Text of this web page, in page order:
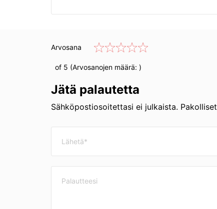
Arvosana
of 5 (Arvosanojen määrä: )
Jätä palautetta
Sähköpostiosoitettasi ei julkaista.